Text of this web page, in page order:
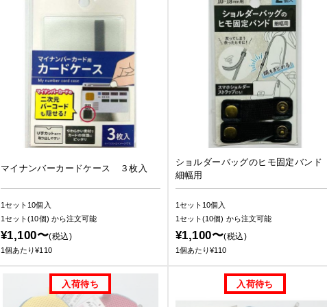
マイナンバーカードケース ３枚入
1セット10個入
1セット(10個) から注文可能
¥1,100〜(税込)
1個あたり¥110
ショルダーバッグのヒモ固定バンド
細幅用
1セット10個入
1セット(10個) から注文可能
¥1,100〜(税込)
1個あたり¥110